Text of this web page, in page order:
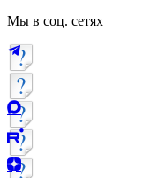
Мы в соц. сетях